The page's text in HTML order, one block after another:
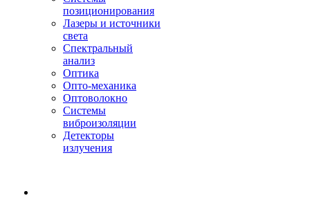
позиционирования
Лазеры и источники
света
Спектральный
анализ
Оптика
Опто-механика
Оптоволокно
Системы
виброизоляции
Детекторы
излучения